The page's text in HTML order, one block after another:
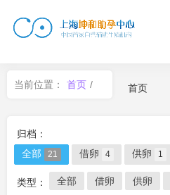
首页
当前位置： 首页 /
归档：
全部
21 借卵 4 供卵 1
类型： 全部 借卵 供卵